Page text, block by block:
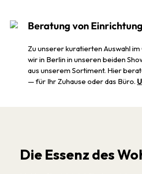
Beratung von
Zu unserer kuratierten Auswahl
wir in Berlin in unseren beiden
aus unserem Sortiment. Hier
— für Ihr Zuhause oder das Büro.
Die Essenz des